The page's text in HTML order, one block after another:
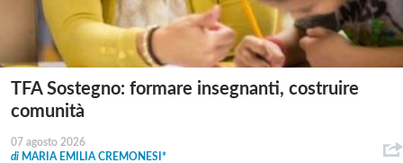
TFA Sostegno: formare insegnanti, costruire
comunità
07 agosto 2026
di MARIA EMILIA CREMONESI*